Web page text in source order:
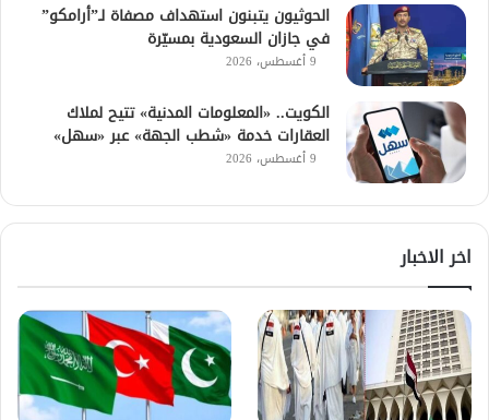
الحوثيون يتبنون استهداف مصفاة لـ”أرامكو”
في جازان السعودية بمسيّرة
9 أغسطس، 2026
الكويت.. «المعلومات المدنية» تتيح لملاك
العقارات خدمة «شطب الجهة» عبر «سهل»
9 أغسطس، 2026
اخر الاخبار